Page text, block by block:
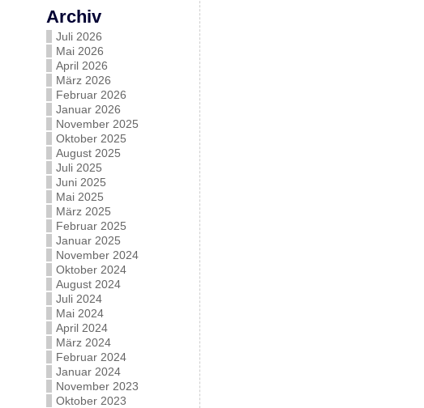
Archiv
Juli 2026
Mai 2026
April 2026
März 2026
Februar 2026
Januar 2026
November 2025
Oktober 2025
August 2025
Juli 2025
Juni 2025
Mai 2025
März 2025
Februar 2025
Januar 2025
November 2024
Oktober 2024
August 2024
Juli 2024
Mai 2024
April 2024
März 2024
Februar 2024
Januar 2024
November 2023
Oktober 2023